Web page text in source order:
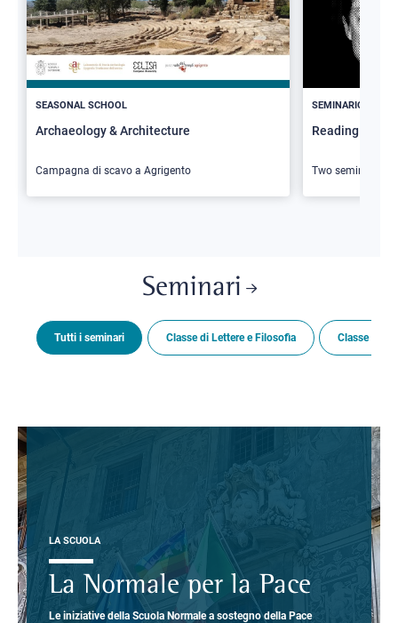
SEASONAL SCHOOL
Archaeology & Architecture
Campagna di scavo a Agrigento
SEMINARIO
Reading
Two seminars
Seminari
Tutti i seminari Classe di Lettere e Filosofia Classe di
LA SCUOLA
La Normale per la Pace
Le iniziative della Scuola Normale a sostegno della Pace